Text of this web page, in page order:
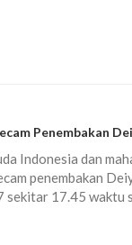
Penembakan
Indonesia dan
penembakan
sekitar 17.45 waktu